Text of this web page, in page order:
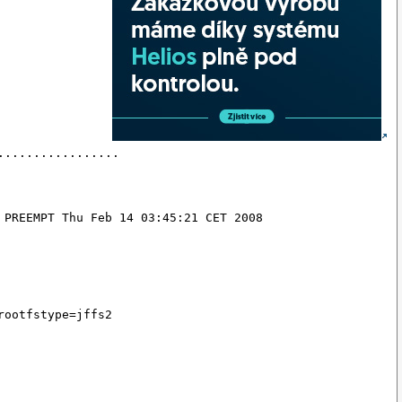
Thu Feb 14 03:45:21 CET 2008
rootfstype=jffs2